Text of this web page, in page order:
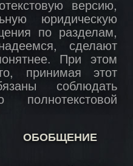
версию,
юридическую
по разделам,
сделают
При этом
принимая этот
соблюдать
полнотекстовой
ОБОБЩЕНИЕ